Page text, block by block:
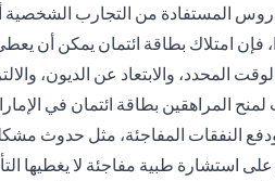
المستفادة من التجارب
فإن امتلاك بطاقة ائتمان يمكن أن
المحدد، والابتعاد عن الديون،
المراهقين بطاقة ائتمان في
النفقات المفاجئة، مثل حدوث
استشارة طبية مفاجئة لا يغطيها